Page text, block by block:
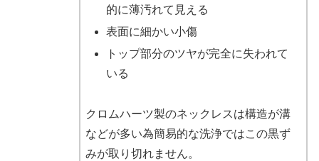
的に薄汚れて見える
表面に細かい小傷
トップ部分のツヤが完全に失われて
いる
クロムハーツ製のネックレスは構造が溝
などが多い為簡易的な洗浄ではこの黒ず
みが取り切れません。